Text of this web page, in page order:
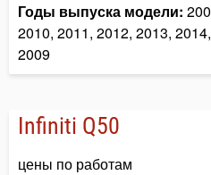
Годы выпуска модели:
2010, 2011, 2012, 2013,
2009
Infiniti Q50
цены по работам